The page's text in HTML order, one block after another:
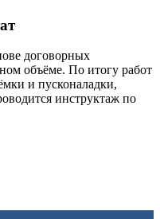
договорных
объёме. По итогу работ
и пусконаладки,
инструктаж по